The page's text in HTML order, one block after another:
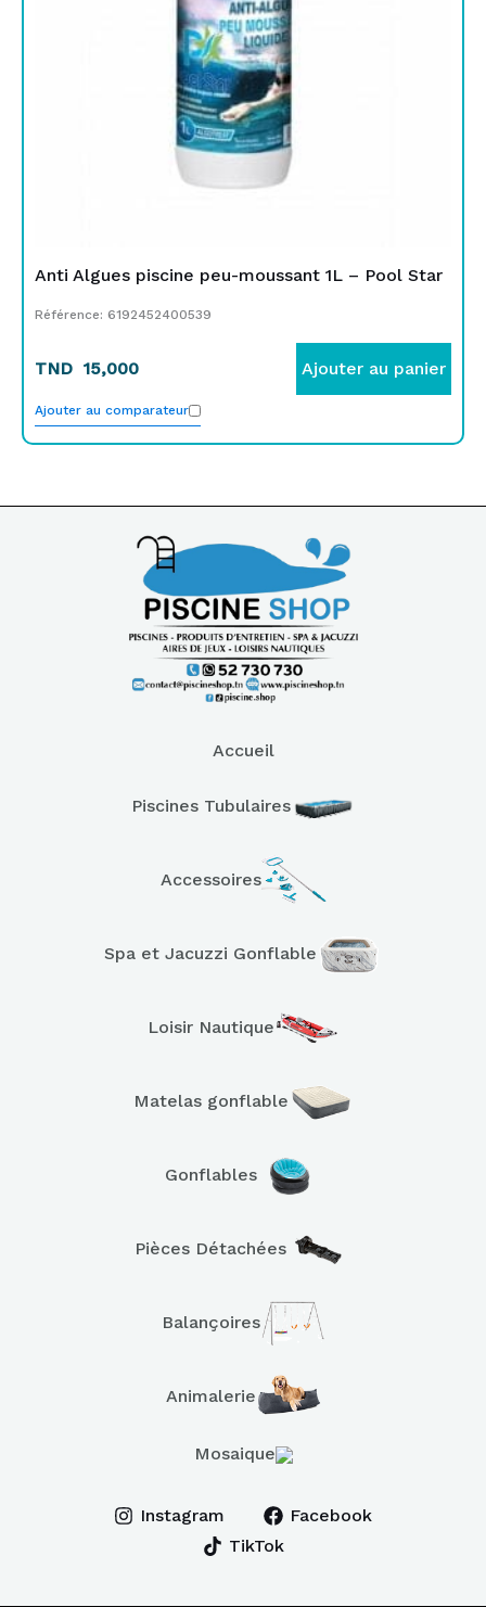
Anti Algues piscine peu-moussant 1L – Pool Star
Référence: 6192452400539
TND 15,000 Ajouter au panier
Ajouter au comparateur
Accueil
Piscines Tubulaires
Accessoires
Spa et Jacuzzi Gonflable
Loisir Nautique
Matelas gonflable
Gonflables
Pièces Détachées
Balançoires
Animalerie
Mosaique
Instagram
Facebook
TikTok